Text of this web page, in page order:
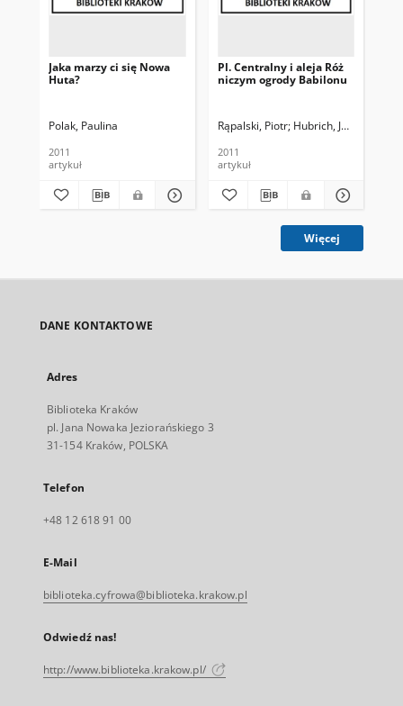
Jaka marzy ci się Nowa
Huta?
Polak, Paulina
2011
artykuł
Pl. Centralny i aleja Róż
niczym ogrody Babilonu
Rąpalski, Piotr Hubrich, Jan. Fot.
2011
artykuł
Więcej
DANE KONTAKTOWE
Adres
Biblioteka Kraków
pl. Jana Nowaka Jeziorańskiego 3
31-154 Kraków, POLSKA
Telefon
+48 12 618 91 00
E-Mail
biblioteka.cyfrowa@biblioteka.krakow.pl
Odwiedź nas!
http://www.biblioteka.krakow.pl/